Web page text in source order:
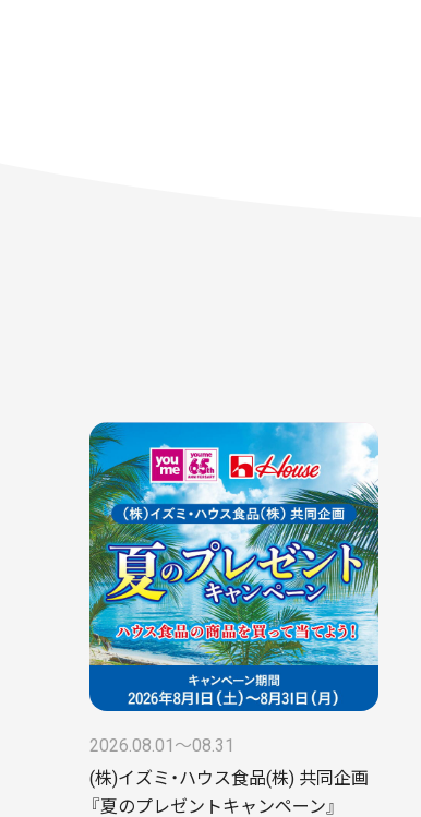
2026.08.01〜08.31
(株)イズミ・ハウス食品(株) 共同企画
『夏のプレゼントキャンペーン』